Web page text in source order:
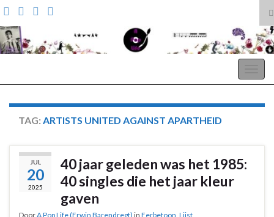
Search for:
TAG: ARTISTS UNITED AGAINST APARTHEID
JUL
20
2025
40 jaar geleden was het 1985:
40 singles die het jaar kleur
gaven
DoorA Pop Life (Erwin Barendregt) in Eerbetoon, Lijst